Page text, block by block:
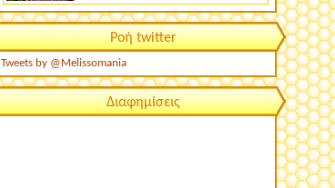
Ροή twitter
Tweets by @Melissomania
Διαφημίσεις